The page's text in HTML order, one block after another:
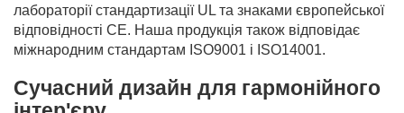
лабораторії стандартизації UL та знаками європейської
відповідності СЕ. Наша продукція також відповідає
міжнародним стандартам ISO9001 і ISO14001.
Сучасний дизайн для гармонійного